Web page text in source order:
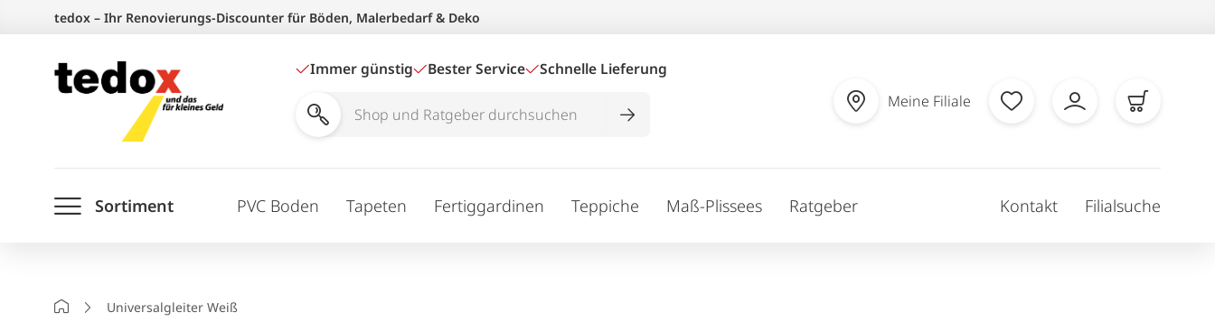
springen
tedox – Ihr Renovierungs-Discounter für Böden, Malerbedarf & Deko
Immer günstig Bester Service Schnelle Lieferung
Shop
durchsuchen
Meine Filiale
Sortiment PVC Boden Tapeten Fertiggardinen Teppiche Maß-Plissees Ratgeber Kontakt Filialsuche
StartseiteUniversalgleiter Weiß